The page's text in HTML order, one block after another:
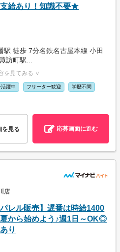
給あり！知識不要★
駅 徒歩 7分名鉄名古屋本線 小田
訪町駅...
を見てみる ∨
躍中 フリーター歓迎 学歴不問
を見る 応募画面に進む
店
パレル販売】遅番は時給1400
夏から始めよう♪週1日～OK◎
り